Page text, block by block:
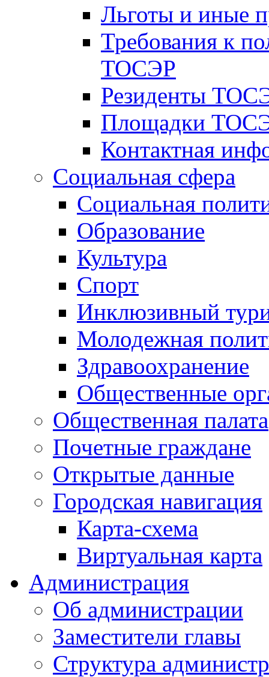
Льготы и иные
Требования к
ТОСЭР
Резиденты
Площадки
Контактная
Социальная сфера
Социальная
Образование
Культура
Спорт
Инклюзивный
Молодежная
Здравоохранение
Общественные
Общественная палата
Почетные граждане
Открытые данные
Городская навигация
Карта-схема
Виртуальная карта
Администрация
Об администрации
Заместители главы
Структура